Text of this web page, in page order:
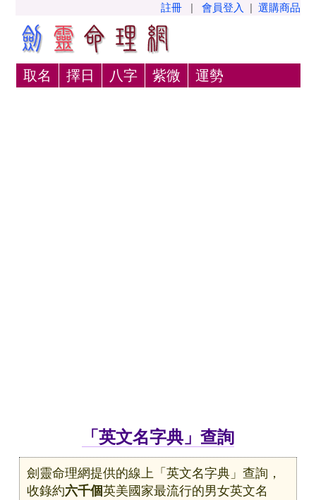
註冊 | 會員登入 | 選購商品
取名 擇日 八字 紫微 運勢
「英文名字典」查詢
劍靈命理網提供的線上「英文名字典」查詢，
收錄約六千個英美國家最流行的男女英文名